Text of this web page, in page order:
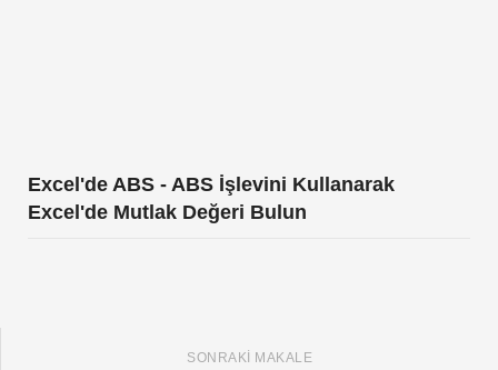
Excel'de ABS - ABS İşlevini Kullanarak
Excel'de Mutlak Değeri Bulun
SONRAKI MAKALE